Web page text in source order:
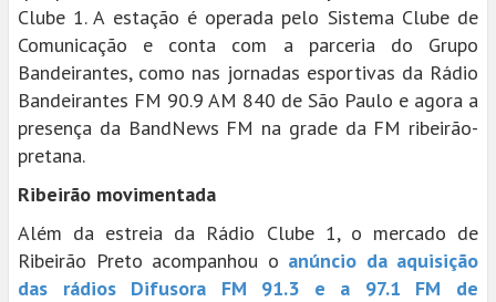
Clube 1. A estação é operada pelo Sistema Clube de
Comunicação e conta com a parceria do Grupo
Bandeirantes, como nas jornadas esportivas da Rádio
Bandeirantes FM 90.9 AM 840 de São Paulo e agora a
presença da BandNews FM na grade da FM ribeirão-
pretana.
Ribeirão movimentada
Além da estreia da Rádio Clube 1, o mercado de
Ribeirão Preto acompanhou o anúncio da aquisição
das rádios Difusora FM 91.3 e a 97.1 FM de